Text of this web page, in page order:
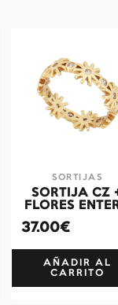
SORTIJAS
SORTIJA CZ
FLORES
37.00€
AÑADIR AL
CARRITO